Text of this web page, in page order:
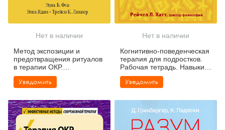
Нет в наличии
Метод экспозиции и
предотвращения ритуалов
в терапии ОКР.
Руководство терапевта
Уведомить
Нет в наличии
Когнитивно-поведенческая
терапия для подростков.
Рабочая тетрадь. Навыки и
упражнения для
управления
Уведомить